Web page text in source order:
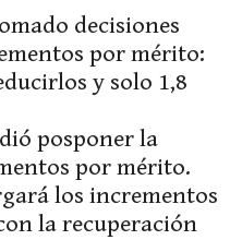
decisiones
por mérito:
y solo 1,8
posponer la
por mérito.
los incrementos
la recuperación